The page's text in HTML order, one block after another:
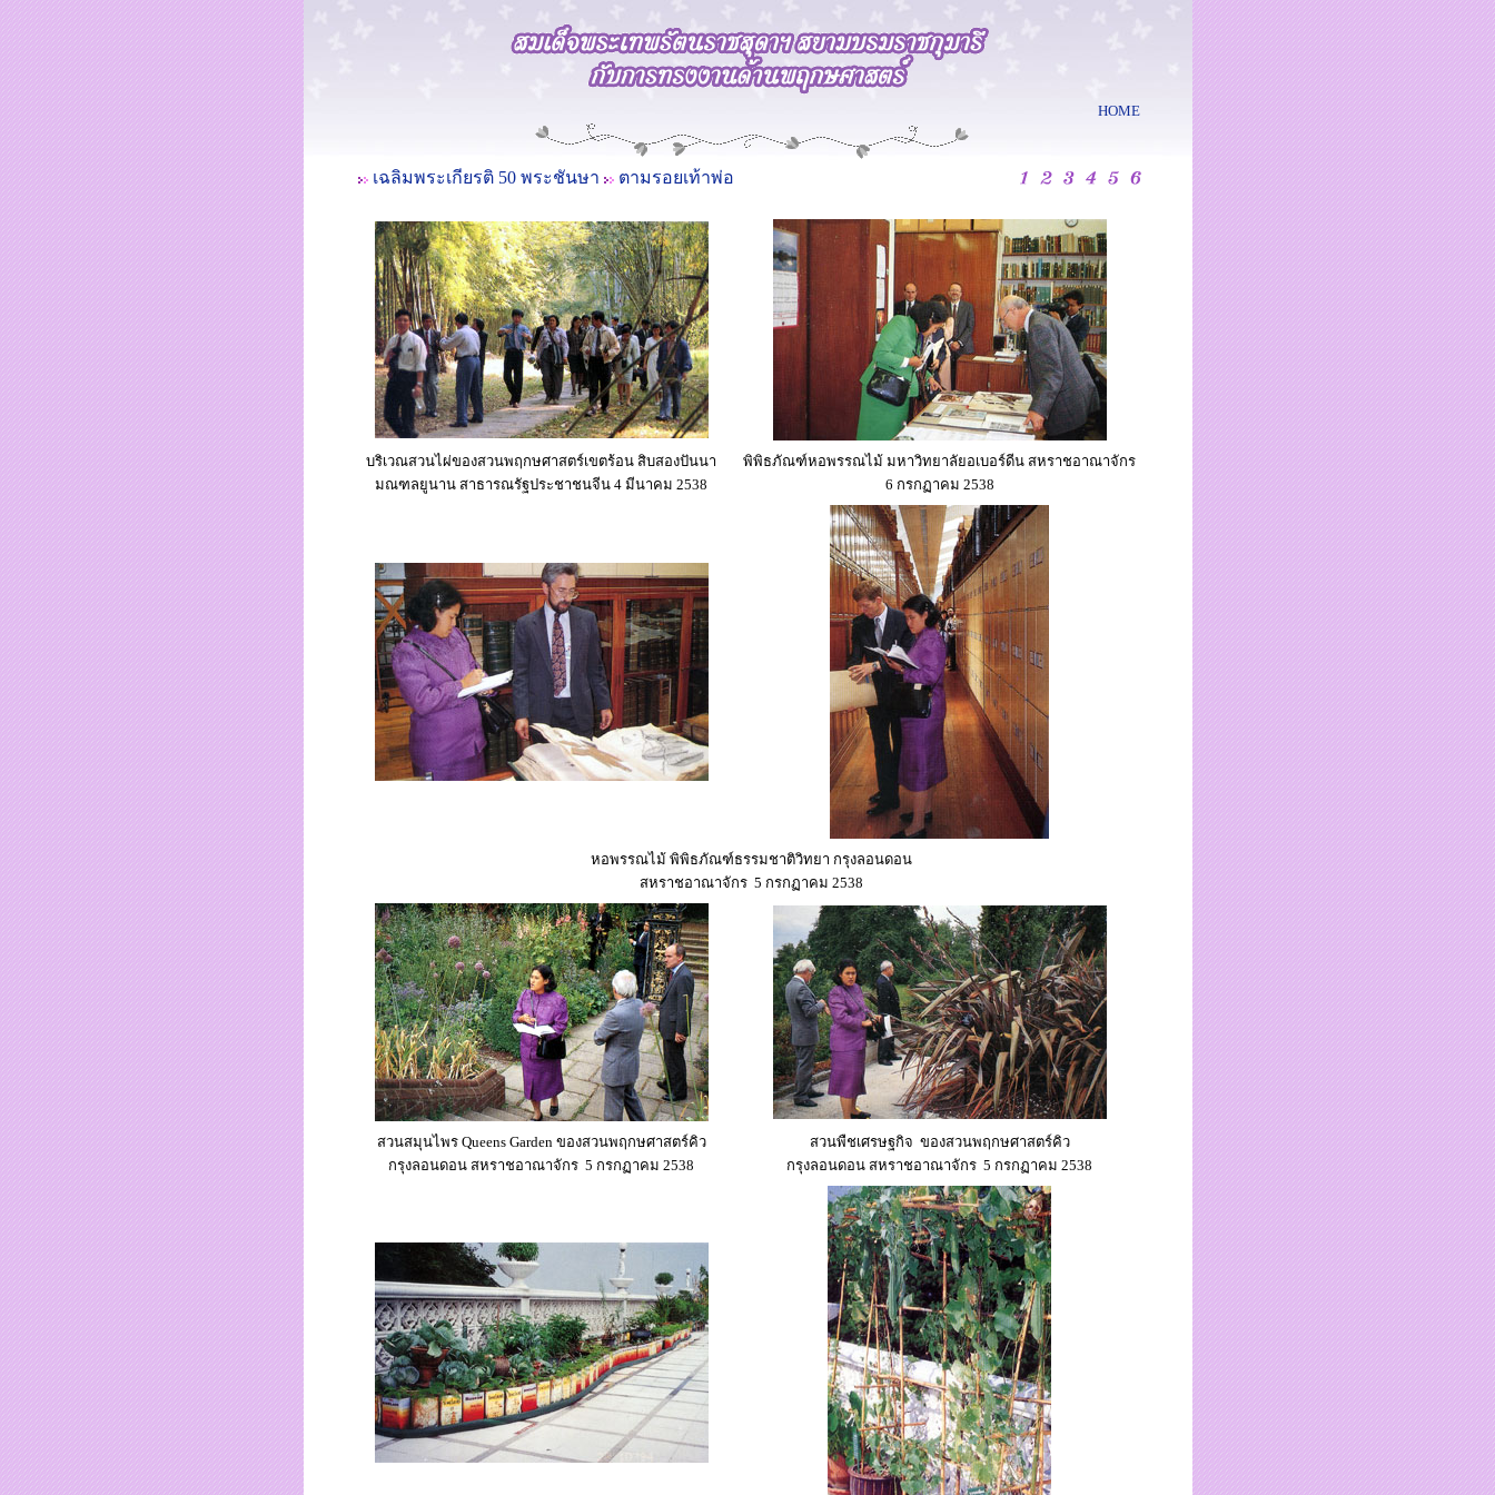
HOME
เฉลิมพระเกียรติ 50 พระชันษา ตามรอยเท้าพ่อ
บริเวณสวนไผ่ของสวนพฤกษศาสตร์เขตร้อน สิบสองปันนา
มณฑลยูนาน สาธารณรัฐประชาชนจีน 4 มีนาคม 2538
พิพิธภัณฑ์หอพรรณไม้ มหาวิทยาลัยอเบอร์ดีน สหราชอาณาจักร
6 กรกฏาคม 2538
หอพรรณไม้ พิพิธภัณฑ์ธรรมชาติวิทยา กรุงลอนดอน
สหราชอาณาจักร 5 กรกฏาคม 2538
สวนสมุนไพร Queens Garden ของสวนพฤกษศาสตร์คิว
กรุงลอนดอน สหราชอาณาจักร 5 กรกฏาคม 2538
สวนพืชเศรษฐกิจ ของสวนพฤกษศาสตร์คิว
กรุงลอนดอน สหราชอาณาจักร 5 กรกฏาคม 2538